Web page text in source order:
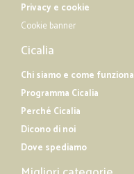
Privacy e cookie
Cookie banner
Cicalia
Chi siamo e come funziona
Programma Cicalia
Perché Cicalia
Dicono di noi
Dove spediamo